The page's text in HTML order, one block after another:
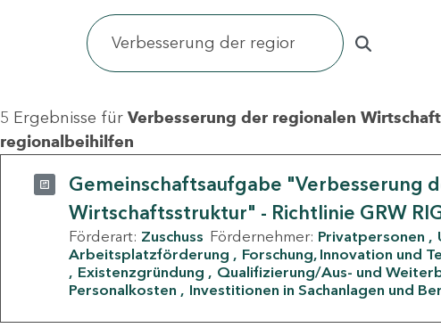
5 Ergebnisse für Verbesserung der regionalen
regionalbeihilfen
Gemeinschaftsaufgabe "Verbesserung
Wirtschaftsstruktur" - Richtlinie GRW
Förderart: Zuschuss Fördernehmer: Privatpersonen
Arbeitsplatzförderung
Forschung, Innovation und
Existenzgründung
Qualifizierung/Aus- und
Personalkosten
Investitionen in Sachanlagen und